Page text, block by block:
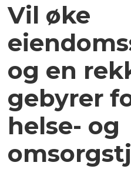
Vil øke
og en
gebyrer
helse- og